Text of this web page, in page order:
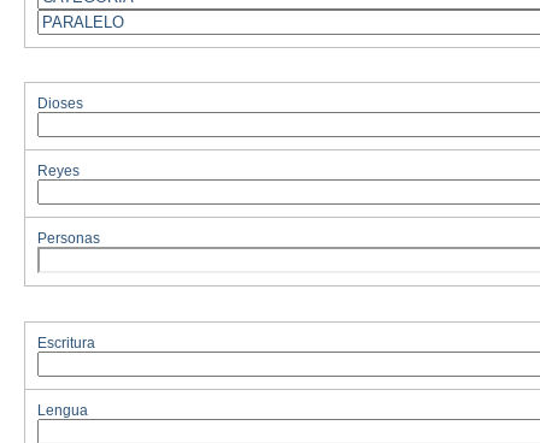
Dioses
Reyes
Personas
Escritura
Lengua